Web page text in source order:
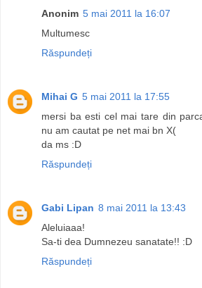
Anonim 5 mai 2011 la 16:07
Multumesc
Răspundeți
Mihai G 5 mai 2011 la 17:55
mersi ba esti cel mai tare din
nu am cautat pe net mai bn X(
da ms :D
Răspundeți
Gabi Lipan 8 mai 2011 la 13:43
Aleluiaaa!
Sa-ti dea Dumnezeu sanatate!! :D
Răspundeți